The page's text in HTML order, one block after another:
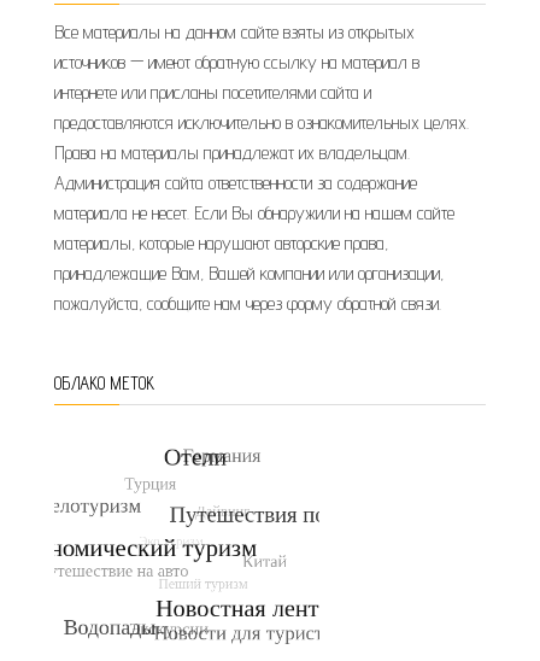
Все материалы на данном сайте взяты из открытых
источников — имеют обратную ссылку на материал в
интернете или присланы посетителями сайта и
предоставляются исключительно в ознакомительных целях.
Права на материалы принадлежат их владельцам.
Администрация сайта ответственности за содержание
материала не несет. Если Вы обнаружили на нашем сайте
материалы, которые нарушают авторские права,
принадлежащие Вам, Вашей компании или организации,
пожалуйста, сообщите нам через форму обратной связи.
ОБЛАКО МЕТОК